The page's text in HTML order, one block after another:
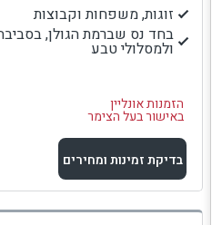
זוגות, משפחות וקבוצות
בחד נס שברמת הגולן,
ולמסלולי טבע
הזמנות אונליין
באישור בעל הצימר
בדיקת זמינות ומחירים
למתחם זה